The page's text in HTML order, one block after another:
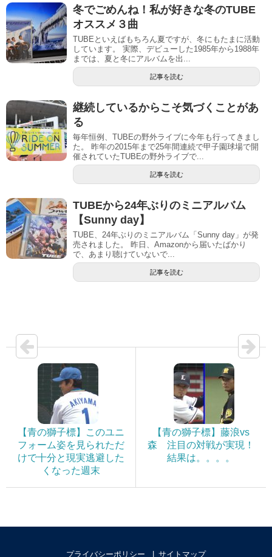
冬でごめんね！私が好きな冬のTUBE
オススメ３曲
TUBEといえばもちろん夏ですが、冬にもたまに活動
しています。 実際、デビューした1985年から1988年
までは、夏と冬にアルバムを出...
記事を読む
継続しているからこそ気づくことがあ
る
毎年恒例、TUBEの野外ライブに今年も行ってきまし
た。 昨年の2015年まで25年間連続で甲子園球場で開
催されていたTUBEの野外ライブで...
記事を読む
TUBEから24年ぶりのミニアルバム
【Sunny day】
TUBE、24年ぶりのミニアルバム「Sunny day」が発
売されました。 昨日、Amazonから届いたばかり
で、あまり聴けていないで...
記事を読む
【青の獅子標】このユニ
フォーム姿を見られただ
けで十分と現実逃避した
くなった週末
【青の獅子標】藤浪vs
森 注目の対戦が実現！
結果は。。。。
プライバシーポリシー サイトマップ